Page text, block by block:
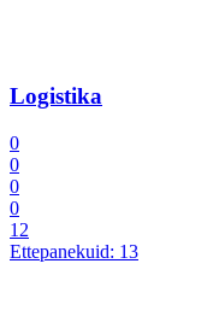
Logistika
0
0
0
0
12
Ettepanekuid: 13